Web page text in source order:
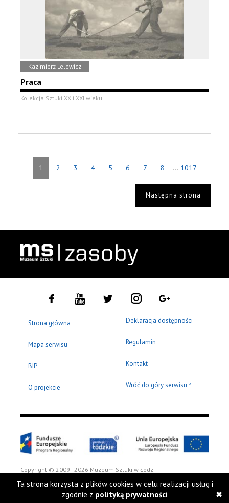
Kazimierz Lelewicz
Praca
Kolekcja Sztuki XX i XXI wieku
1 2 3 4 5 6 7 8 ... 1017
Następna strona
Strona główna
Mapa serwisu
BIP
O projekcie
Deklaracja dostępności
Regulamin
Kontakt
Wróć do góry serwisu ^
Copyright © 2009 - 2026 Muzeum Sztuki w Łodzi
Ta strona korzysta z plików cookies w celu realizacji usług i
zgodnie z polityką prywatności